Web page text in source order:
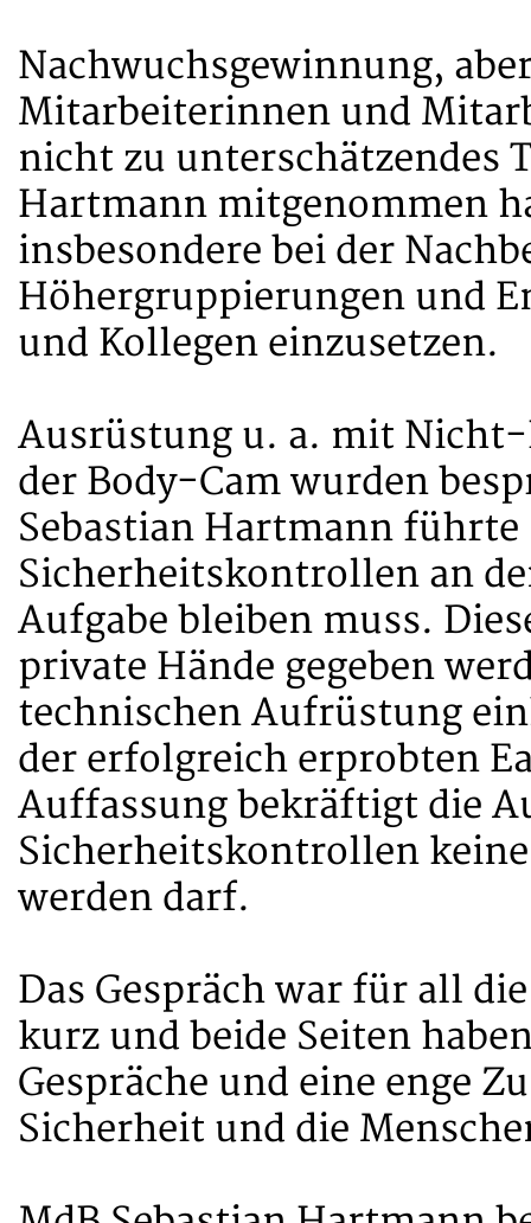
Nachwuchsgewinnung,
Mitarbeiterinnen und
nicht zu unterschätzendes
Hartmann mitgenommen
insbesondere bei der
Höhergruppierungen und
und Kollegen einzusetzen.
Ausrüstung u. a. mit
der Body-Cam wurden
Sebastian Hartmann führte
Sicherheitskontrollen an
Aufgabe bleiben muss.
private Hände gegeben
technischen Aufrüstung
der erfolgreich erprobten
Auffassung bekräftigt die
Sicherheitskontrollen
werden darf.
Das Gespräch war für all
kurz und beide Seiten
Gespräche und eine enge
Sicherheit und die